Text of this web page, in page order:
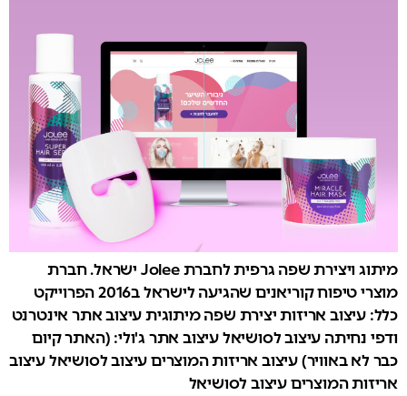
מיתוג ויצירת שפה גרפית לחברת Jolee ישראל. חברת
מוצרי טיפוח קוריאנים שהגיעה לישראל ב2016 הפרוייקט
כלל: עיצוב אריזות יצירת שפה מיתוגית עיצוב אתר אינטרנט
ודפי נחיתה עיצוב לסושיאל עיצוב אתר ג'ולי: (האתר קיום
כבר לא באוויר) עיצוב אריזות המוצרים עיצוב לסושיאל עיצוב
אריזות המוצרים עיצוב לסושיאל